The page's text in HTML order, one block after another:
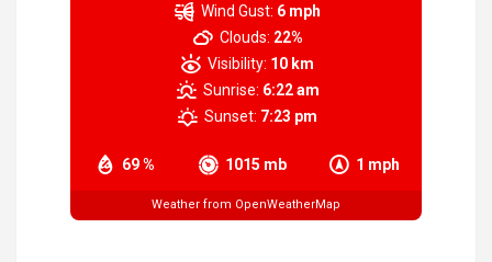
69 % 1015 mb 1 mph
Wind Gust: 6 mph
Clouds: 22%
Visibility: 10 km
Sunrise: 6:22 am
Sunset: 7:23 pm
Weather from OpenWeatherMap